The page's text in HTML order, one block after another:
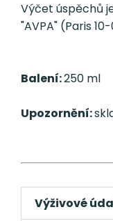
Výčet úspěchů
"AVPA" (Paris
Balení:250 ml
Upozornění:
Výživové